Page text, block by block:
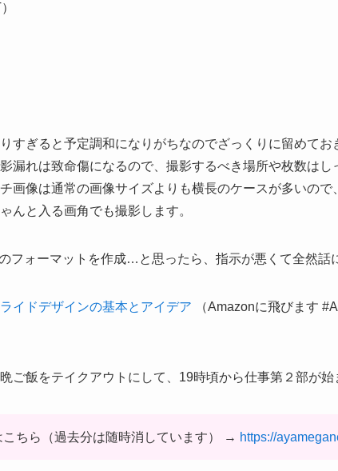
すぎると予定調和になりがちなのでざっくりに留めてお
漏れは致命傷になるので、撮影するべき場所や枚数はし
画像は通常の画像サイズよりも横長のケースが多いので
んと入る画角でも撮影します。
フォーマットを作成…と思ったら、指示が悪くて全然話
イドデザインの基本とアイデア （Amazonに飛びます
ご飯をテイクアウトにして、19時頃から仕事第２部が始
ちら（過去分は随時消しています） → https://